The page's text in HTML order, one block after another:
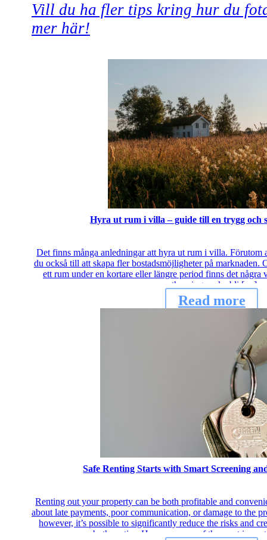
Vill du ha fler tips kring hur du
mer här!
Hyra ut rum i villa – guide till en trygg och
Det finns många anledningar att hyra ut rum i villa. Förutom
du också till att skapa fler bostadsmöjligheter på marknaden.
ett rum under en kortare eller längre period finns det några
uthyrningen ska bli […]
Read more
Safe Renting Starts with Smart Screening
Renting out your property can be both profitable and
about late payments, poor communication, or damage to the
however, it’s possible to significantly reduce the risks and
both parties. Here are some of the most